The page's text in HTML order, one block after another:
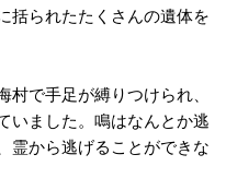
括られたたくさんの遺体を
で手足が縛りつけられ、
いました。鳴はなんとか逃
霊から逃げることができな